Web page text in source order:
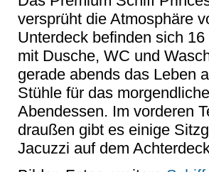
versprüht die Atmosphäre
Unterdeck befinden sich
mit Dusche, WC und
gerade abends das Leben
Stühle für das
Abendessen. Im vorderen
draußen gibt es einige
Jacuzzi auf dem